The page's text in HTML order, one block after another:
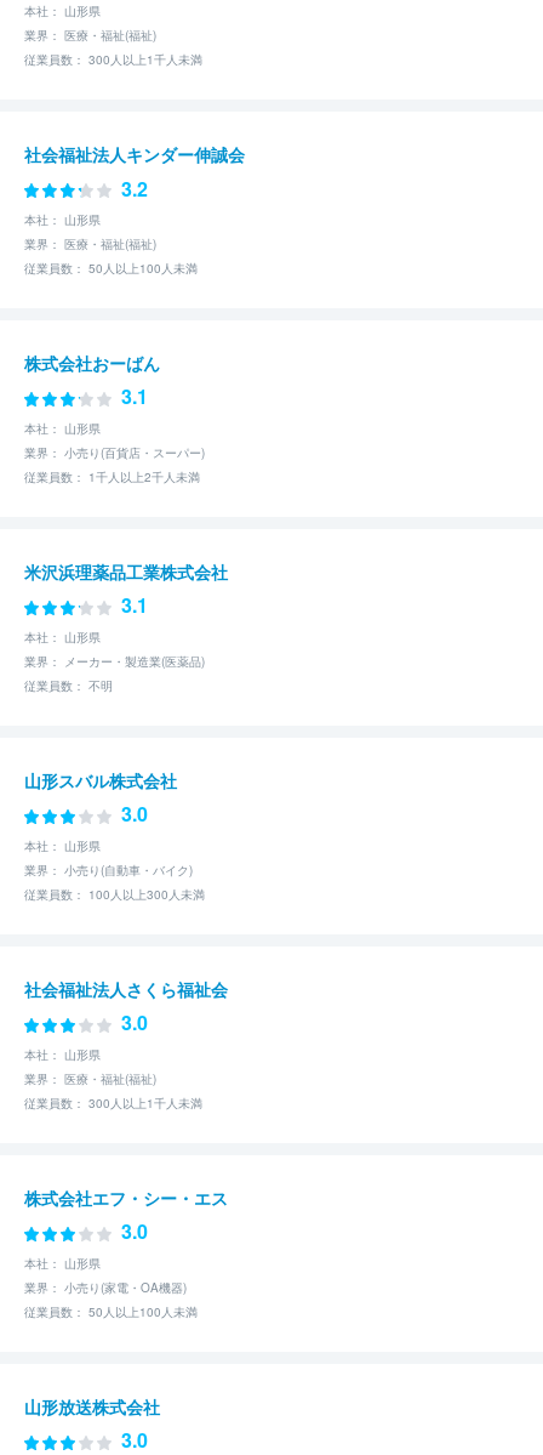
本社： 山形県
業界： 医療・福祉(福祉)
従業員数： 300人以上1千人未満
社会福祉法人キンダー伸誠会
3.2
本社： 山形県
業界： 医療・福祉(福祉)
従業員数： 50人以上100人未満
株式会社おーばん
3.1
本社： 山形県
業界： 小売り(百貨店・スーパー)
従業員数： 1千人以上2千人未満
米沢浜理薬品工業株式会社
3.1
本社： 山形県
業界： メーカー・製造業(医薬品)
従業員数： 不明
山形スバル株式会社
3.0
本社： 山形県
業界： 小売り(自動車・バイク)
従業員数： 100人以上300人未満
社会福祉法人さくら福祉会
3.0
本社： 山形県
業界： 医療・福祉(福祉)
従業員数： 300人以上1千人未満
株式会社エフ・シー・エス
3.0
本社： 山形県
業界： 小売り(家電・OA機器)
従業員数： 50人以上100人未満
山形放送株式会社
3.0